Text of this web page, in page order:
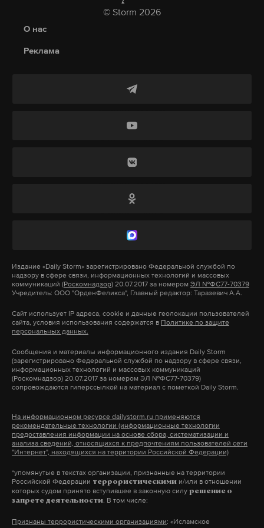
Данные разнятся в зависимости от сотового
оператора.
борьбе с мошенничеством. Силовики продолжают
механизмы защиты нужно совершенствовать.
«Планируем в ближайшее время выйти на
, — написал политик в Telegram.
Совокупный ущерб от действий мошенников за
первый квартал 2026 года составил 6,8 млрд
рублей. За аналогичный период прошлого года
этот показатель достигал 80 млрд, следует из
данных ЦБ.
Подпишитесь на Daily Storm вMAX
работает там, где тормозит интернет.
Макс Telegram
вячеслав володин # мошенники звонки
© Storm 2026
О нас
Реклама
Издание «Daily Storm» зарегистрировано Федеральной службой по
надзору в сфере связи, информационных технологий и массовых
коммуникаций (Роскомнадзор) 20.07.2017 за номером ЭЛ №ФС77-70379
Учредитель: ООО "ОрденФеликса", Главный редактор: Таразевич А.А.
Сайт использует IP адреса, cookie и данные геолокации пользователей
сайта, условия использования содержатся в Политике по защите
персональных данных.
Сообщения и материалы информационного издания Daily Storm
(зарегистрировано Федеральной службой по надзору в сфере связи,
информационных технологий и массовых коммуникаций
(Роскомнадзор) 20.07.2017 за номером ЭЛ №ФС77-70379)
сопровождаются гиперссылкой на материал с пометкой Daily Storm.
На информационном ресурсе dailystorm.ru применяются
рекомендательные технологии (информационные технологии
предоставления информации на основе сбора, систематизации и
анализа сведений, относящихся к предпочтениям пользователей сети
"Интернет", находящихся на территории Российской Федерации)
*упомянутые в текстах организации, признанные на территории
Российской Федерации террористическими и/или в отношении
которых судом принято вступившее в законную силу решение о
запрете деятельности. В том числе:
Признаны террористическими организациями: «Исламское